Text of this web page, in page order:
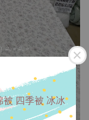
四季被 冰冰